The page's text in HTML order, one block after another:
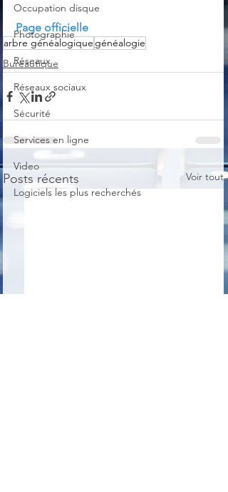
Occupation disque
Photographie
Réseaux
Réseaux sociaux
Sécurité
Services en ligne
Video
Logiciels les plus recherchés
Page officielle
arbre généalogique généalogie
Bureautique
Posts récents Voir tout